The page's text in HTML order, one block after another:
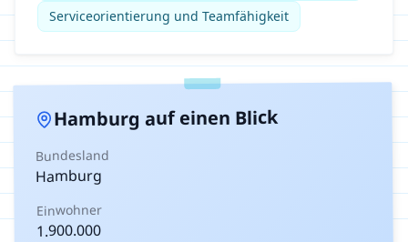
Serviceorientierung und Teamfähigkeit
Hamburg auf einen Blick
Bundesland
Hamburg
Einwohner
1.900.000